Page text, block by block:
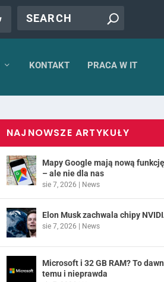
KONTAKT PRACA W IT
NAJNOWSZE ARTYKUŁY
Mapy Google mają nową funkcję
– ale nie dla nas
sie 7, 2026 | News
Elon Musk zachwala chipy
sie 7, 2026 | News
Microsoft i 32 GB RAM? To
temu i nieprawda